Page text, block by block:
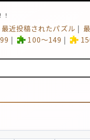
最近投稿されたパズル
100～149